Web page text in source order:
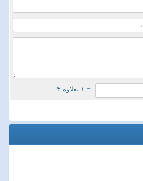
= ۱ بعلاوه ۳